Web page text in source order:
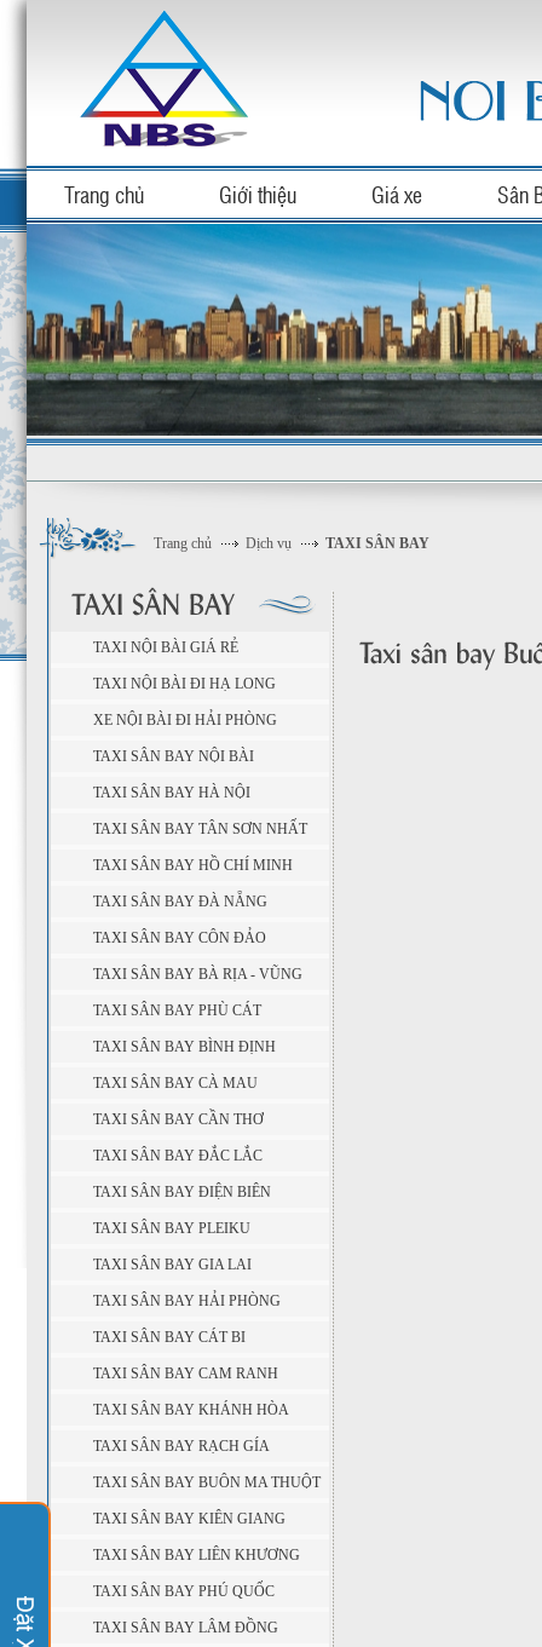
Trang chủ Giới thiệu Giá xe Sân
Trang chủ Dịch vụ TAXI SÂN BAY
TAXI NỘI BÀI GIÁ RẺ
TAXI NỘI BÀI ĐI HẠ LONG
XE NỘI BÀI ĐI HẢI PHÒNG
TAXI SÂN BAY NỘI BÀI
TAXI SÂN BAY HÀ NỘI
TAXI SÂN BAY TÂN SƠN NHẤT
TAXI SÂN BAY HỒ CHÍ MINH
TAXI SÂN BAY ĐÀ NẴNG
TAXI SÂN BAY CÔN ĐẢO
TAXI SÂN BAY BÀ RỊA - VŨNG
TÀU
TAXI SÂN BAY PHÙ CÁT
TAXI SÂN BAY BÌNH ĐỊNH
TAXI SÂN BAY CÀ MAU
TAXI SÂN BAY CẦN THƠ
TAXI SÂN BAY ĐẮC LẮC
TAXI SÂN BAY ĐIỆN BIÊN
TAXI SÂN BAY PLEIKU
TAXI SÂN BAY GIA LAI
TAXI SÂN BAY HẢI PHÒNG
TAXI SÂN BAY CÁT BI
TAXI SÂN BAY CAM RANH
TAXI SÂN BAY KHÁNH HÒA
TAXI SÂN BAY RẠCH GÍA
TAXI SÂN BAY BUÔN MA THUỘT
TAXI SÂN BAY KIÊN GIANG
TAXI SÂN BAY LIÊN KHƯƠNG
TAXI SÂN BAY PHÚ QUỐC
TAXI SÂN BAY LÂM ĐỒNG